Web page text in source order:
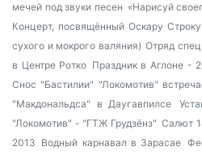
мечей под звуки песен «Нарисуй
Концерт, посвящённый Оскару Строку
сухого и мокрого валяния) Отряд
в Центре Ротко Праздник в Аглоне -
Снос "Бастилии" "Локомотив"
"Макдональдса" в Даугавпилсе
"Локомотив" - "ГТЖ Грудзёнз" Салют
2013 Водный карнавал в Зарасае